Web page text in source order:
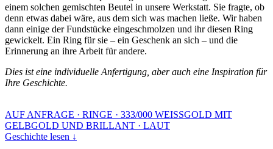
einem solchen gemischten Beutel in unsere Werkstatt. Sie fragte, ob
denn etwas dabei wäre, aus dem sich was machen ließe. Wir haben
dann einige der Fundstücke eingeschmolzen und ihr diesen Ring
gewickelt. Ein Ring für sie – ein Geschenk an sich – und die
Erinnerung an ihre Arbeit für andere.
Dies ist eine individuelle Anfertigung, aber auch eine Inspiration für
Ihre Geschichte.
AUF ANFRAGE · RINGE · 333/000 WEISSGOLD MIT
GELBGOLD UND BRILLANT · LAUT
Geschichte lesen ↓